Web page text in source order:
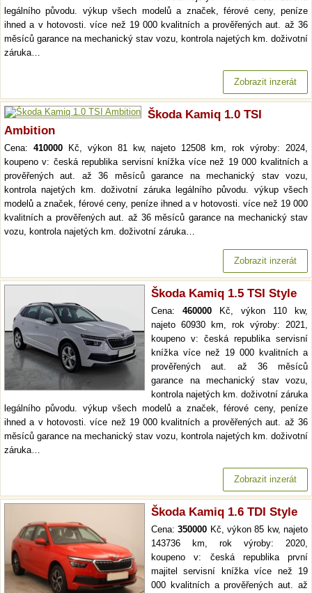
legálního původu. výkup všech modelů a značek, férové ceny, peníze
ihned a v hotovosti. více než 19 000 kvalitních a prověřených aut. až 36
měsíců garance na mechanický stav vozu, kontrola najetých km. doživotní
záruka…
Zobrazit inzerát
Škoda Kamiq 1.0 TSI
Ambition
Cena: 410000Kč, výkon 81 kw, najeto 12508 km, rok výroby: 2024,
koupeno v: česká republika servisní knížka více než 19 000 kvalitních a
prověřených aut. až 36 měsíců garance na mechanický stav vozu,
kontrola najetých km. doživotní záruka legálního původu. výkup všech
modelů a značek, férové ceny, peníze ihned a v hotovosti. více než 19 000
kvalitních a prověřených aut. až 36 měsíců garance na mechanický stav
vozu, kontrola najetých km. doživotní záruka…
Zobrazit inzerát
Škoda Kamiq 1.5 TSI Style
Cena: 460000 Kč, výkon 110 kw,
najeto 60930 km, rok výroby: 2021,
koupeno v: česká republika servisní
knížka více než 19 000 kvalitních a
prověřených aut. až 36 měsíců
garance na mechanický stav vozu,
kontrola najetých km. doživotní záruka
legálního původu. výkup všech modelů a značek, férové ceny, peníze
ihned a v hotovosti. více než 19 000 kvalitních a prověřených aut. až 36
měsíců garance na mechanický stav vozu, kontrola najetých km. doživotní
záruka…
Zobrazit inzerát
Škoda Kamiq 1.6 TDI Style
Cena:350000 Kč, výkon 85 kw, najeto
143736 km, rok výroby: 2020,
koupeno v: česká republika první
majitel servisní knížka více než 19
000 kvalitních a prověřených aut. až